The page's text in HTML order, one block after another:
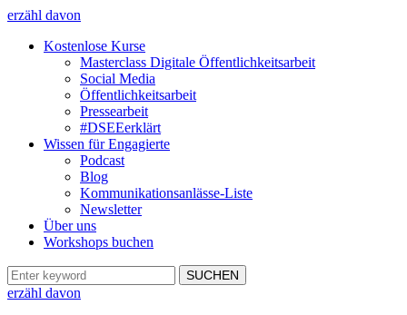
erzähl davon
Kostenlose Kurse
Masterclass Digitale Öffentlichkeitsarbeit
Social Media
Öffentlichkeitsarbeit
Pressearbeit
#DSEEerklärt
Wissen für Engagierte
Podcast
Blog
Kommunikationsanlässe-Liste
Newsletter
Über uns
Workshops buchen
erzähl davon